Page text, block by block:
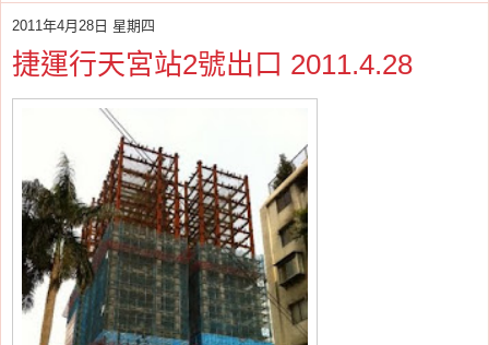
2011年4月28日 星期四
捷運行天宮站2號出口 2011.4.28